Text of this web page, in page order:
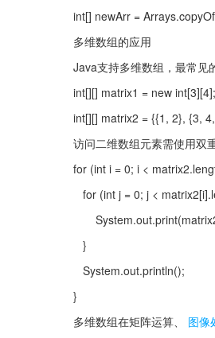
int[] newArr =
多维数组的应用
Java支持多维数组，最常见
int[][] matrix1 = new
int[][] matrix2 = {{1, 2}, {3,
访问二维数组元素需使用双
for (int i = 0; i <
for (int j = 0; j <
}
System.out.println();
}
多维数组在矩阵运算、
图像